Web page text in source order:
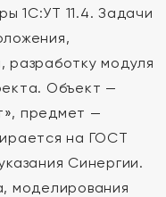
1С:УТ 11.4. Задачи
разработку модуля
Объект —
предмет —
на ГОСТ
Синергии.
моделирования